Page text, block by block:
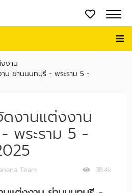
งาน
น ย่านนนทบุรี - พระราม 5 -
งานแต่งงาน
พระราม 5 -
38.4k
Team